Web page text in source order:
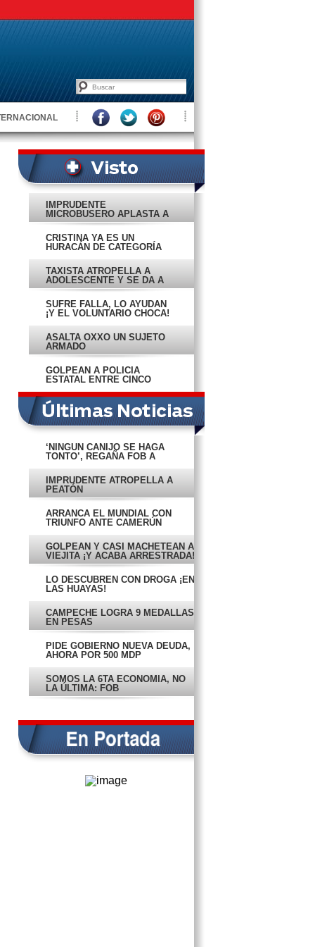
IMPRUDENTE
MICROBUSERO APLASTA A
JOVENCITA
CRISTINA YA ES UN
HURACÁN DE CATEGORÍA
TAXISTA ATROPELLA A
ADOLESCENTE Y SE DA A
LA FUGA
SUFRE FALLA, LO AYUDAN
¡Y EL VOLUNTARIO CHOCA!
ASALTA OXXO UN SUJETO
ARMADO
GOLPEAN A POLICÍA
ESTATAL ENTRE CINCO
‘NINGÚN CANIJO SE HAGA
TONTO’, REGAÑA FOB A
IMPRUDENTE ATROPELLA A
PEATÓN
ARRANCA EL MUNDIAL CON
TRIUNFO ANTE CAMERÚN
GOLPEAN Y CASI MACHETEAN A
VIEJITA ¡Y ACABA ARRESTRADA!
LO DESCUBREN CON DROGA ¡EN
LAS HUAYAS!
CAMPECHE LOGRA 9 MEDALLAS
EN PESAS
PIDE GOBIERNO NUEVA DEUDA,
AHORA POR 500 MDP
SOMOS LA 6TA ECONOMÍA, NO
LA ÚLTIMA: FOB
RINDEN PROTESTA
CONSEJEROS DE CEDH
10 OBRAS MENOS POR
RECORTE A CRÉDITO